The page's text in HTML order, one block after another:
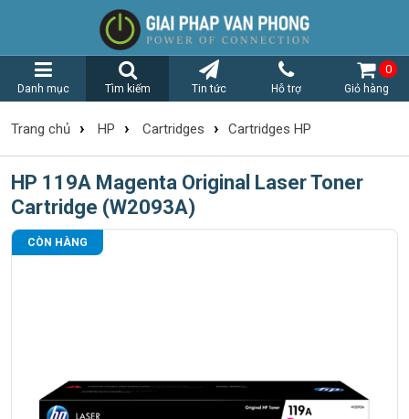
Danh mục Tìm kiếm Tin tức Hỗ trợ Giỏ hàng
0
Trang chủ › HP › Cartridges › Cartridges HP
HP 119A Magenta Original Laser Toner
Cartridge (W2093A)
CÒN HÀNG